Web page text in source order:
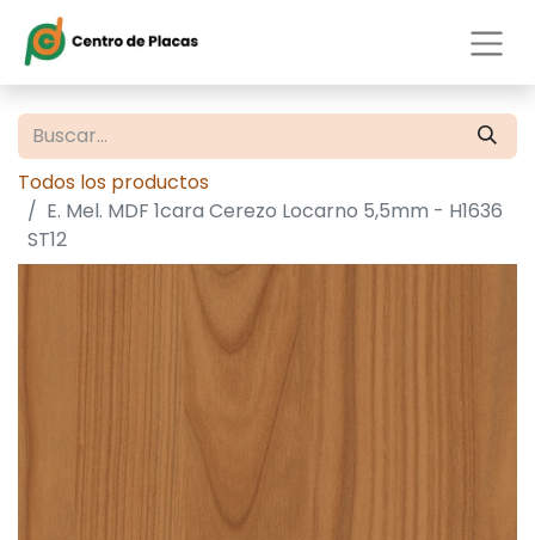
Todos los productos
E. Mel. MDF 1cara Cerezo Locarno 5,5mm - H1636
ST12